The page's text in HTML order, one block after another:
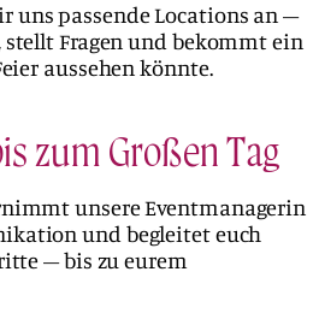
uns passende Locations an –
Fragen und bekommt ein
aussehen könnte.
zum Großen Tag
unsere Eventmanagerin
und begleitet euch
– bis zu eurem